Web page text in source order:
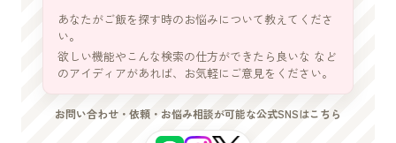
あなたがご飯を探す時のお悩みについて教えてくださ
い。
欲しい機能やこんな検索の仕方ができたら良いな など
のアイディアがあれば、お気軽にご意見をください。
お問い合わせ・依頼・お悩み相談が可能な公式SNSはこちら